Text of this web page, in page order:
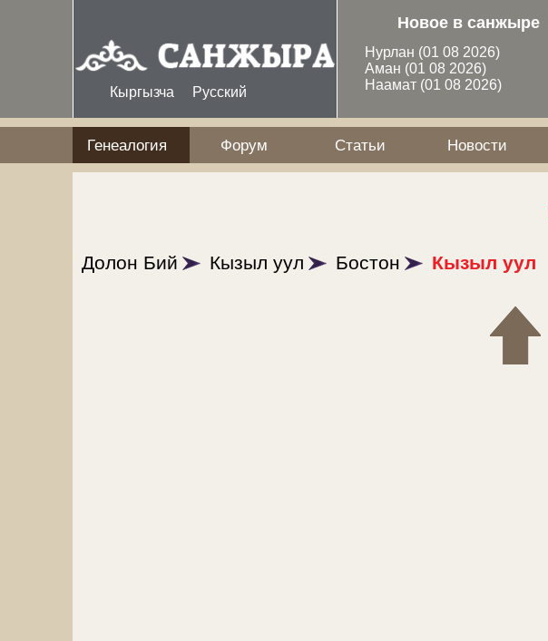
Кыргызча Русский
Новое в санжыре
Нурлан (01 08 2026)
Аман (01 08 2026)
Наамат (01 08 2026)
Генеалогия Форум Статьи Новости
Долон Бий Кызыл уул Бостон Кызыл уул